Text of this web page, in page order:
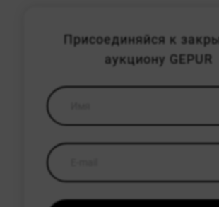
Присоединяйся к
аукциону GEPUR